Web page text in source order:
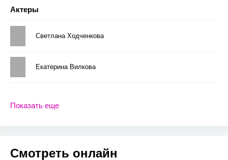
Актеры
Светлана Ходченкова
Екатерина Вилкова
Показать еще
Смотреть онлайн